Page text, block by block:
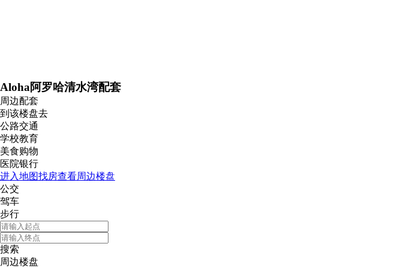
Aloha阿罗哈清水湾配套
周边配套
到该楼盘去
公路交通
学校教育
美食购物
医院银行
进入地图找房查看周边楼盘
公交
驾车
步行
搜索
周边楼盘